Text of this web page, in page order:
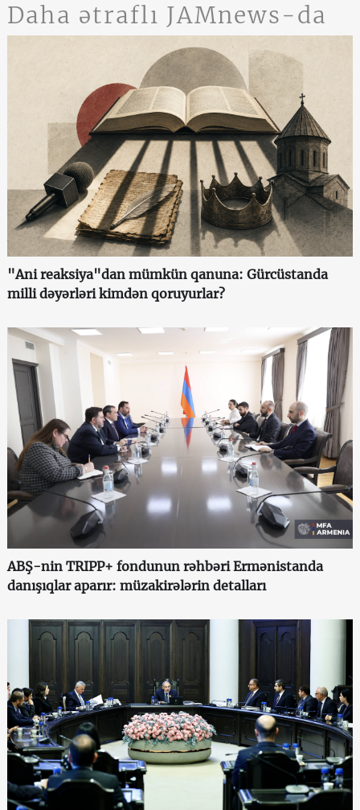
Daha ətraflı JAMnews-da
"Ani reaksiya"dan mümkün qanuna: Gürcüstanda
milli dəyərləri kimdən qoruyurlar?
ABŞ-nin TRIPP+ fondunun rəhbəri Ermənistanda
danışıqlar aparır: müzakirələrin detalları